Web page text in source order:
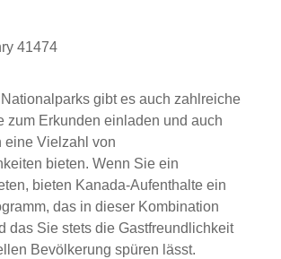
gibt es auch zahlreiche
zum Erkunden einladen und auch
eine Vielzahl von
bieten. Wenn Sie ein
bieten Kanada-Aufenthalte ein
das in dieser Kombination
das Sie stets die Gastfreundlichkeit
Bevölkerung spüren lässt.